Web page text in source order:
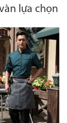
lựa chọn